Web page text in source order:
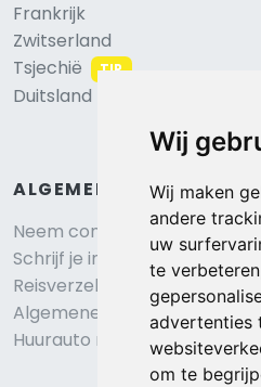
Wij
Wij maken
andere
uw
te
advertenties
om te
Frankrijk
Zwitserland
Tsjechië
TIP
Duitsland
ALGEMEEN
Neem contact op
Schrijf je in voor onze
Reisverzekering afsluiten
Algemene voorwaarden
Huurauto reserveren